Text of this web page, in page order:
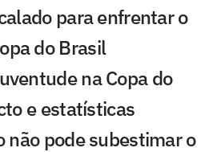
para enfrentar o
do Brasil
na Copa do
e estatísticas
não pode subestimar o